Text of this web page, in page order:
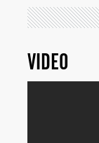
Kết nối:
Nhịp
Ngủ
VIDEO